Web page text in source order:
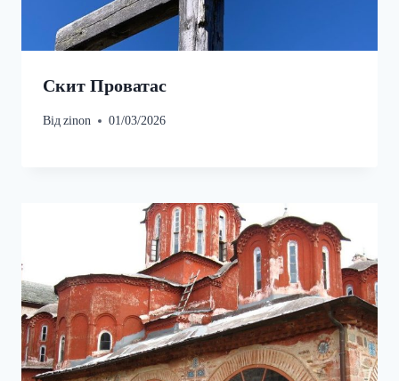
Скит Проватас
Відzinon 01/03/2026